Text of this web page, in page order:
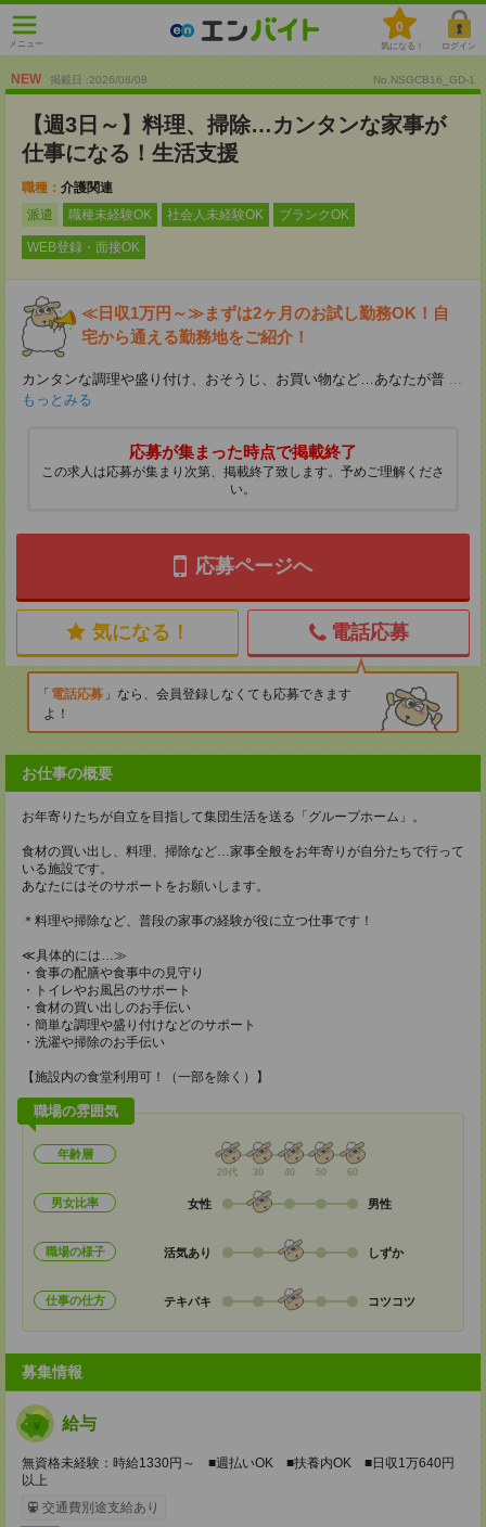
メニュー
0
気になる！ ログイン
NEW 掲載日 :2026/08/08 No.NSGCB16_GD-1
【週3日～】料理、掃除…カンタンな家事が
仕事になる！生活支援
職種： 介護関連
派遣
職種未経験OK 社会人未経験OK ブランクOK
WEB登録・面接OK
≪日収1万円～≫まずは2ヶ月のお試し勤務OK！自
宅から通える勤務地をご紹介！
カンタンな調理や盛り付け、おそうじ、お買い物など…あなたが普 ...
もっとみる
応募が集まった時点で掲載終了
この求人は応募が集まり次第、掲載終了致します。予めご理解くださ
い。
応募ページへ
気になる！ 電話応募
電話応募
なら、会員登録しなくても応募できます
よ！
お仕事の概要
お年寄りたちが自立を目指して集団生活を送る「グループホーム」。
食材の買い出し、料理、掃除など…家事全般をお年寄りが自分たちで行って
いる施設です。
あなたにはそのサポートをお願いします。
＊料理や掃除など、普段の家事の経験が役に立つ仕事です！
≪具体的には…≫
・食事の配膳や食事中の見守り
・トイレやお風呂のサポート
・食材の買い出しのお手伝い
・簡単な調理や盛り付けなどのサポート
・洗濯や掃除のお手伝い
【施設内の食堂利用可！（一部を除く）】
職場の雰囲気
年齢層
20代 30 40 50 60
男女比率 女性 男性
職場の様子 活気あり しずか
仕事の仕方 テキパキ コツコツ
募集情報
給与
無資格未経験：時給1330円～ ■週払いOK ■扶養内OK ■日収1万640円
以上
交通費別途支給あり